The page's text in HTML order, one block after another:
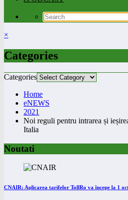
×
Categories
Categories
Home
eNEWS
2021
Noi reguli pentru intrarea și
Italia
Noutati
CNAIR: Aplicarea tarifelor TollRo va începe la 1